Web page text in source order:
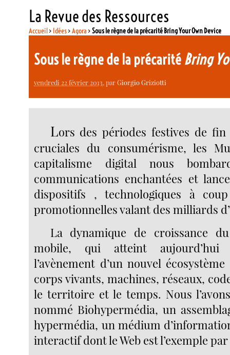
La Revue des Ressources
Accueil> Idées>Agora >Sous le règne de la précarité Bring Your Own Device
Sous le règne de la précarité Bring
vendredi 22 février 2013, parGiorgio Griziotti
Lors des périodes festives de fin
cruciales du consumérisme, les
capitalisme digital nous
communications enchantées et
dispositifs , technologiques à
promotionnelles valant des milliards
La dynamique de croissance
mobile, qui atteint aujourd’hui
l’avènement d’un nouvel
corps vivants, machines, réseaux,
le territoire et le temps. Nous
nommé Biohypermédia, un
hypermédia, un médium
interactif dont le Web est l’exemple